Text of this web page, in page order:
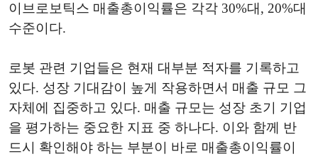
이브로보틱스 매출총이익률은 각각 30%대, 20%대
수준이다.
로봇 관련 기업들은 현재 대부분 적자를 기록하고
있다. 성장 기대감이 높게 작용하면서 매출 규모 그
자체에 집중하고 있다. 매출 규모는 성장 초기 기업
을 평가하는 중요한 지표 중 하나다. 이와 함께 반
드시 확인해야 하는 부분이 바로 매출총이익률이